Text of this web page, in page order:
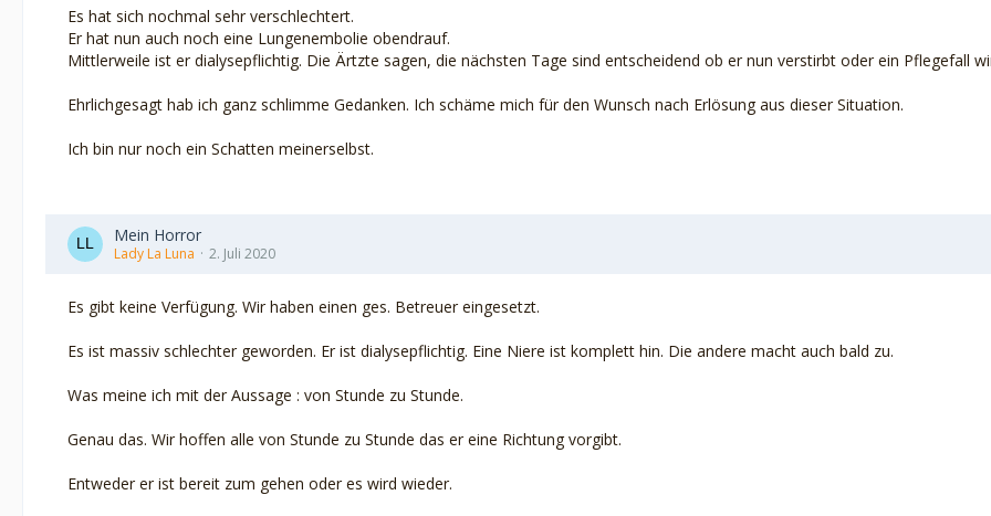
Es hat sich nochmal sehr verschlechtert.
Er hat nun auch noch eine Lungenembolie obendrauf.
Mittlerweile ist er dialysepflichtig. Die Ärtzte sagen, die nächsten Tage sind entscheidend ob er nun verstirbt oder ein Pflegefall
Ehrlichgesagt hab ich ganz schlimme Gedanken. Ich schäme mich für den Wunsch nach Erlösung aus dieser Situation.
Ich bin nur noch ein Schatten meinerselbst.
Mein Horror
Lady La Luna 2. Juli 2020
Es gibt keine Verfügung. Wir haben einen ges. Betreuer eingesetzt.
Es ist massiv schlechter geworden. Er ist dialysepflichtig. Eine Niere ist komplett hin. Die andere macht auch bald zu.
Was meine ich mit der Aussage : von Stunde zu Stunde.
Genau das. Wir hoffen alle von Stunde zu Stunde das er eine Richtung vorgibt.
Entweder er ist bereit zum gehen oder es wird wieder.